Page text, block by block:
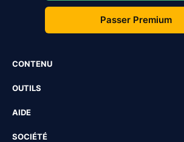
Passer Premium
CONTENU
OUTILS
AIDE
SOCIÉTÉ